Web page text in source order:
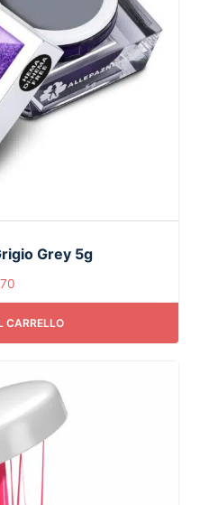
Grey 5g
CARRELLO